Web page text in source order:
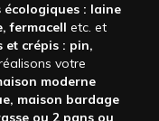
écologiques : laine
fermacell etc. et
et crépis : pin,
votre
moderne
maison bardage
ou 2 pans ou